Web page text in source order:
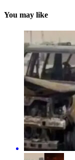
You may like